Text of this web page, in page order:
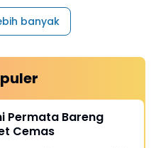
banyak
Permata Bareng
Cemas